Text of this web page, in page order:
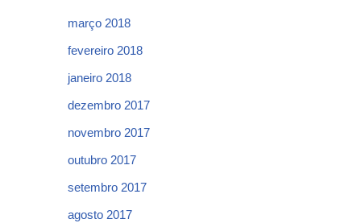
março 2018
fevereiro 2018
janeiro 2018
dezembro 2017
novembro 2017
outubro 2017
setembro 2017
agosto 2017